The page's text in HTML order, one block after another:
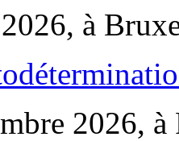
à
2026, à